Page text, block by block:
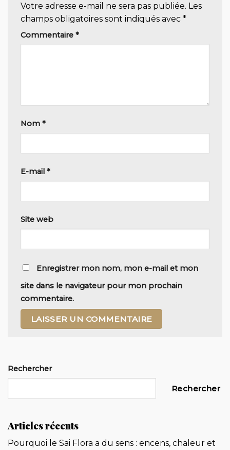
Rechercher
Rechercher
Articles récents
Pourquoi le Sai Flora a du sens : encens, chaleur et
Votre adresse e-mail ne sera pas publiée. Les
champs obligatoires sont indiqués avec *
Commentaire *
Nom *
E-mail *
Site web
Enregistrer mon nom, mon e-mail et mon
site dans le navigateur pour mon prochain
commentaire.